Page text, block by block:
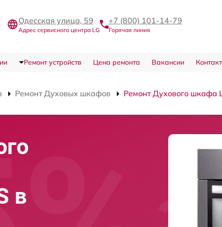
Одесская улица, 59
Адрес сервисного центра LG
+7 (800) 101-14-79
Горячая линия
Ремонт устройств Цена ремонта Вакансии
Ремонт Духовых шкафов Ремонт Духового шкафа
в